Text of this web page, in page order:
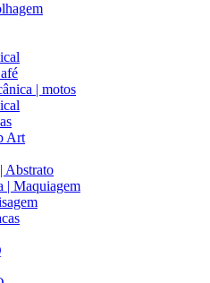
| motos
Art
Abstrato
| Maquiagem